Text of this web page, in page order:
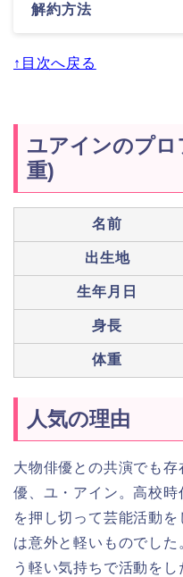
解約方法
↑目次へ戻る
ユアインのプロ
重)
名前
出生地
生年月日
身長
体重
人気の理由
大物俳優との共演でも
優、ユ・アイン。高校
を押し切って芸能活動
は意外と軽いものでし
う軽い気持ちで活動を